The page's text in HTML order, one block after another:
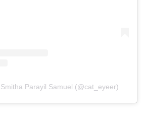
Parayil Samuel (@cat_eyeer)